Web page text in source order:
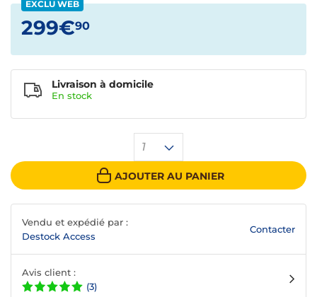
EXCLU WEB
299€90
1
AJOUTER AU PANIER
Livraison à domicile
En stock
Vendu et expédié par :
Destock Access
Contacter
Avis client :
(3)